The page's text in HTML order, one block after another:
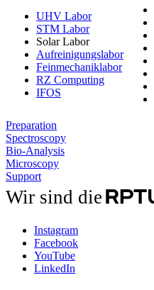
UHV Labor
STM Labor
Solar Labor
Aufreinigungslabor
Feinmechaniklabor
RZ Computing
IFOS
Preparation
Spectroscopy
Bio-Analysis
Microscopy
Support
Wir sind die
Instagram
Facebook
YouTube
LinkedIn